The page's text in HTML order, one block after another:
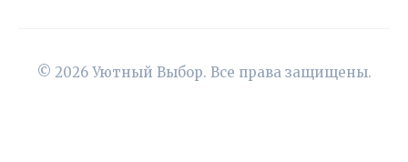
© 2026 Уютный Выбор. Все права защищены.